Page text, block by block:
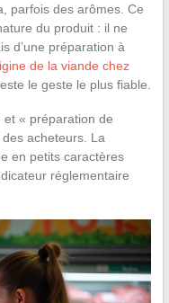
parfois des arômes. Ce
du produit : il ne
d’une préparation à
de la viande chez
le geste le plus fiable.
et « préparation de
acheteurs. La
en petits caractères
réglementaire